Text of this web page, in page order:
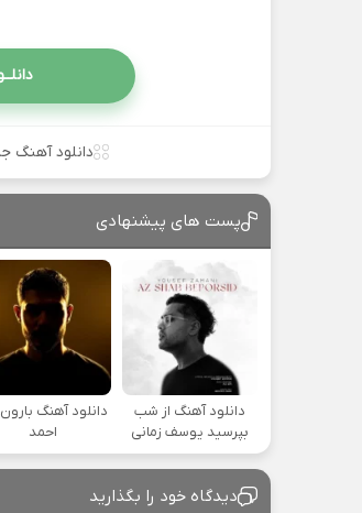
دانلود آهنگ
پست های پیشنهادی
دانلود آهنگ از شب
بپرسید یوسف زمانی
دانلود آهنگ
احمد
دیدگاه خود را بگذارید